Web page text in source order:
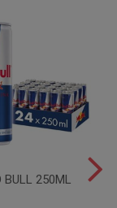
BULL 250ML